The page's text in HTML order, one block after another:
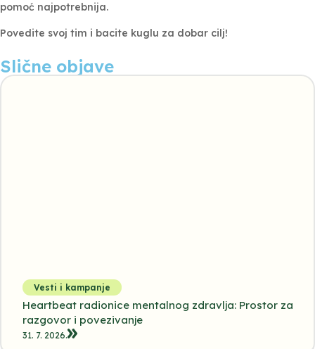
pomoć najpotrebnija.
Povedite svoj tim i bacite kuglu za dobar cilj!
Slične objave
Vesti i kampanje
Heartbeat radionice mentalnog zdravlja: Prostor za
razgovor i povezivanje
31. 7. 2026.